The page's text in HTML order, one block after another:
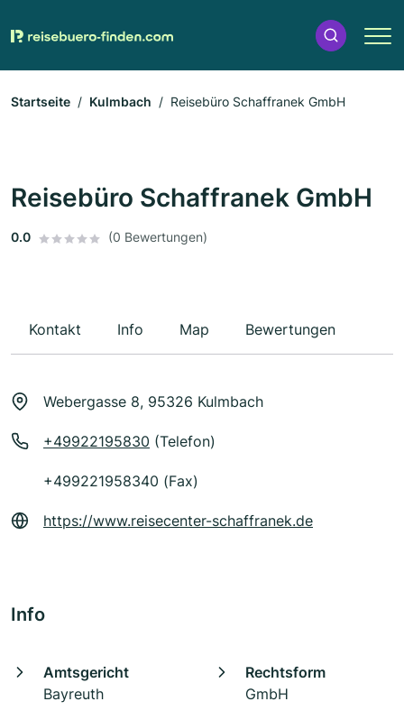
Startseite Kulmbach Reisebüro Schaffranek GmbH
Reisebüro Schaffranek GmbH
0.0 (0 Bewertungen)
Kontakt Info Map Bewertungen
Webergasse 8, 95326 Kulmbach
+49922195830 (Telefon)
+499221958340 (Fax)
https://www.reisecenter-schaffranek.de
Info
Amtsgericht
Bayreuth
Rechtsform
GmbH